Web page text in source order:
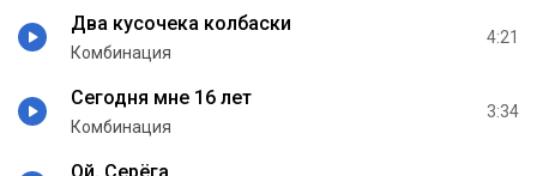
Два кусочека колбаски
Комбинация
4:21
Сегодня мне 16 лет
Комбинация
3:34
Ой, Серёга